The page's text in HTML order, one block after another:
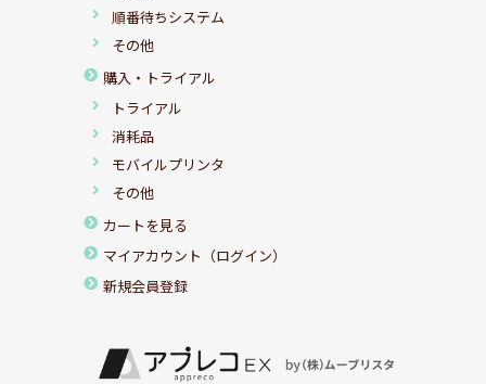
順番待ちシステム
その他
購入・トライアル
トライアル
消耗品
モバイルプリンタ
その他
カートを見る
マイアカウント（ログイン）
新規会員登録